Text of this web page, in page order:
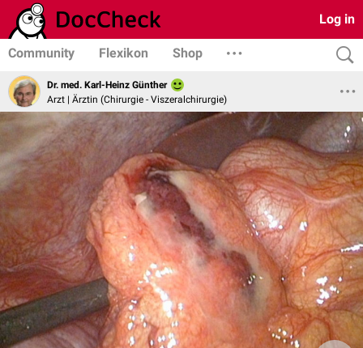
Log in
Community Flexikon Shop
Dr. med. Karl-Heinz Günther
Arzt | Ärztin (Chirurgie - Viszeralchirurgie)